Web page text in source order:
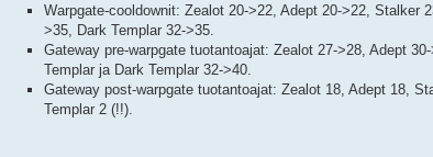
Warpgate-cooldownit: Zealot 20->22, Adept 20->22, Stalker
>35, Dark Templar 32->35.
Gateway pre-warpgate tuotantoajat: Zealot 27->28, Adept
Templar ja Dark Templar 32->40.
Gateway post-warpgate tuotantoajat: Zealot 18, Adept 18,
Templar 2 (!!).